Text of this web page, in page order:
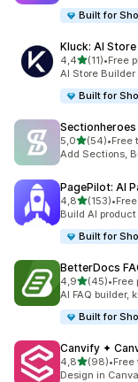
Built for
Kluck: AI
4,4/ 5 tähteä
(11)
11 arvostelua
•Free
AI Store
Built for
Sectionheroes
5,0/ 5 tähteä
(54)
54 arvostelua
•Free
Add Sections,
PagePilot: AI
4,8/ 5 tähteä
(153)
153 arvostelua
•
Build AI
Built for
BetterDocs
4,9/ 5 tähteä
(45)
45 arvostelua
•Free
AI FAQ builder,
Built for
Canvify ✦
4,8/ 5 tähteä
(98)
98 arvostelua
•
Design in